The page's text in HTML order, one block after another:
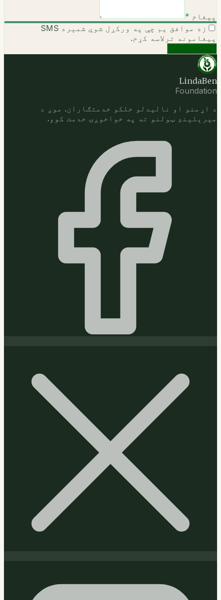
پیغام *
زه موافق یم چې په ورکړل شوې شمېره SMS
پیغامونه ترلاسه کړم.
LindaBen
Foundation
د اړمنو او نالیدلو خلکو خدمتګاران. موږ د
مېرېلېنډ ټولنو ته په خواخوږۍ خدمت کوو.